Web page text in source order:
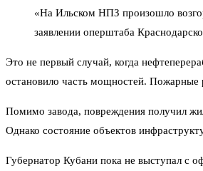
«На Ильском НПЗ произошло
заявлении оперштаба
Это не первый случай, когда
остановило часть мощностей. Пожарные
Помимо завода, повреждения получил
Однако состояние объектов
Губернатор Кубани пока не выступал с